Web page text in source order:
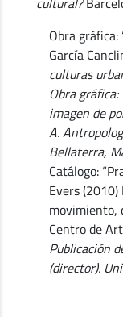
Obra gráfica:
García
culturas
Obra
imagen de
A.
Bellaterra,
Catálogo:
Evers (2010)
movimiento,
Centro de
Publicación
(director).